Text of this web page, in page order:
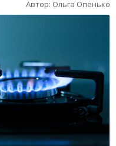
Автор: Ольга Опенько